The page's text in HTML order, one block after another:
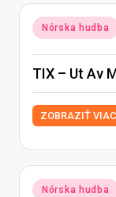
Posted
in
Nórska hudba
TIX – Ut Av
ZOBRAZIŤ VIAC
Posted
Nórska hudba